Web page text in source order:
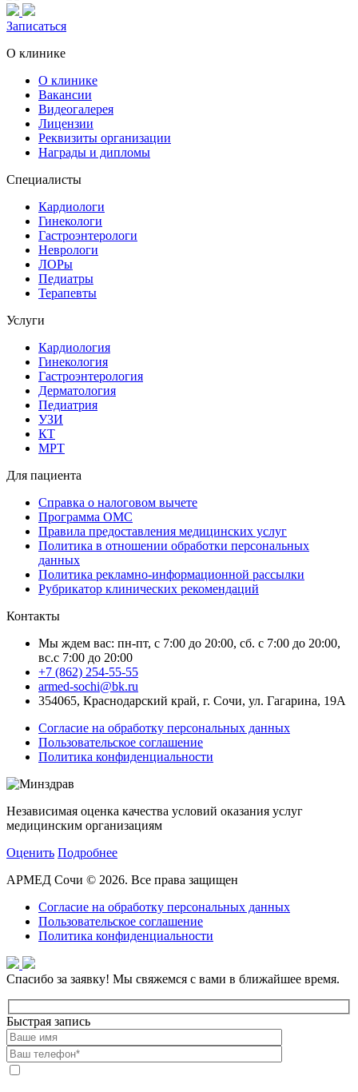
Записаться
О клинике
О клинике
Вакансии
Видеогалерея
Лицензии
Реквизиты организации
Награды и дипломы
Специалисты
Кардиологи
Гинекологи
Гастроэнтерологи
Неврологи
ЛОРы
Педиатры
Терапевты
Услуги
Кардиология
Гинекология
Гастроэнтерология
Дерматология
Педиатрия
УЗИ
КТ
МРТ
Для пациента
Справка о налоговом вычете
Программа ОМС
Правила предоставления медицинских услуг
Политика в отношении обработки персональных
данных
Политика рекламно-информационной рассылки
Рубрикатор клинических рекомендаций
Контакты
Мы ждем вас: пн-пт, с 7:00 до 20:00, сб. с 7:00 до 20:00,
вс.с 7:00 до 20:00
+7 (862) 254-55-55
armed-sochi@bk.ru
354065, Краснодарский край, г. Сочи, ул. Гагарина, 19А
Согласие на обработку персональных данных
Пользовательское соглашение
Политика конфиденциальности
Независимая оценка качества условий оказания услуг
медицинским организациям
Оценить Подробнее
АРМЕД Сочи © 2026. Все права защищен
Согласие на обработку персональных данных
Пользовательское соглашение
Политика конфиденциальности
Спасибо за заявку! Мы свяжемся с вами в ближайшее время.
Быстрая запись